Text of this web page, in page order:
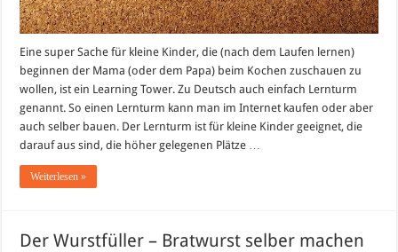
Eine super Sache für kleine Kinder, die (nach dem Laufen lernen)
beginnen der Mama (oder dem Papa) beim Kochen zuschauen zu
wollen, ist ein Learning Tower. Zu Deutsch auch einfach Lernturm
genannt. So einen Lernturm kann man im Internet kaufen oder aber
auch selber bauen. Der Lernturm ist für kleine Kinder geeignet, die
darauf aus sind, die höher gelegenen Plätze …
Weiterlesen »
Der Wurstfüller – Bratwurst selber machen